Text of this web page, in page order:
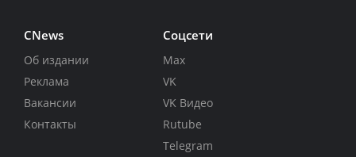
CNews
Об издании
Реклама
Вакансии
Контакты
Соцсети
Max
VK
VK Видео
Rutube
Telegram